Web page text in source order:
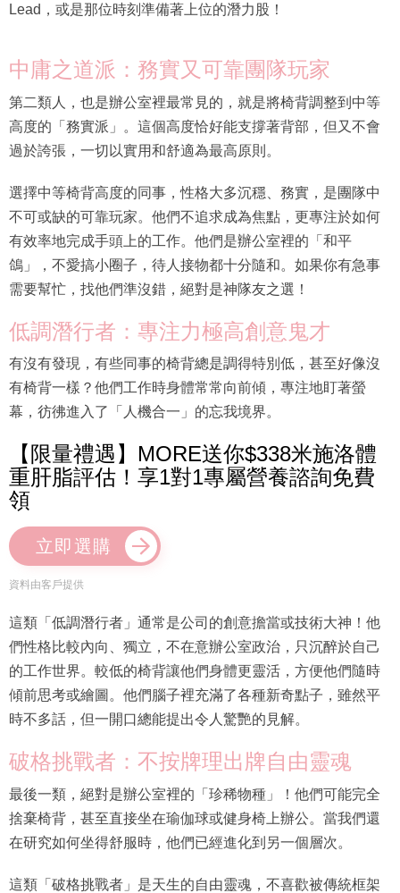
Lead，或是那位時刻準備著上位的潛力股！
中庸之道派：務實又可靠團隊玩家
第二類人，也是辦公室裡最常見的，就是將椅背調整到中等
高度的「務實派」。這個高度恰好能支撐著背部，但又不會
過於誇張，一切以實用和舒適為最高原則。
選擇中等椅背高度的同事，性格大多沉穩、務實，是團隊中
不可或缺的可靠玩家。他們不追求成為焦點，更專注於如何
有效率地完成手頭上的工作。他們是辦公室裡的「和平
鴿」，不愛搞小圈子，待人接物都十分隨和。如果你有急事
需要幫忙，找他們準沒錯，絕對是神隊友之選！
低調潛行者：專注力極高創意鬼才
有沒有發現，有些同事的椅背總是調得特別低，甚至好像沒
有椅背一樣？他們工作時身體常常向前傾，專注地盯著螢
幕，彷彿進入了「人機合一」的忘我境界。
【限量禮遇】MORE送你$338米施洛體
重肝脂評估！享1對1專屬營養諮詢免費
領
立即選購
資料由客戶提供
這類「低調潛行者」通常是公司的創意擔當或技術大神！他
們性格比較內向、獨立，不在意辦公室政治，只沉醉於自己
的工作世界。較低的椅背讓他們身體更靈活，方便他們隨時
傾前思考或繪圖。他們腦子裡充滿了各種新奇點子，雖然平
時不多話，但一開口總能提出令人驚艷的見解。
破格挑戰者：不按牌理出牌自由靈魂
最後一類，絕對是辦公室裡的「珍稀物種」！他們可能完全
捨棄椅背，甚至直接坐在瑜伽球或健身椅上辦公。當我們還
在研究如何坐得舒服時，他們已經進化到另一個層次。
這類「破格挑戰者」是天生的自由靈魂，不喜歡被傳統框架